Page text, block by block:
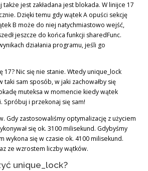
jest zakładana jest blokada. W linijce 17
Dzięki temu gdy wątek A opuści sekcję
B może do niej natychmiastowo wejść,
jeszcze do końca funkcji sharedFunc.
działania programu, jeśli go
17? Nic się nie stanie. Wtedy unique_lock
taki sam sposób, w jaki zachowałby się
muteksa w momencie kiedy wątek
Spróbuj i przekonaj się sam!
Gdy zastosowaliśmy optymalizację z użyciem
się ok. 3100 milisekund. Gdybyśmy
wykona się w czasie ok. 4100 milisekund.
ze wzrostem liczby wątków.
unique_lock?